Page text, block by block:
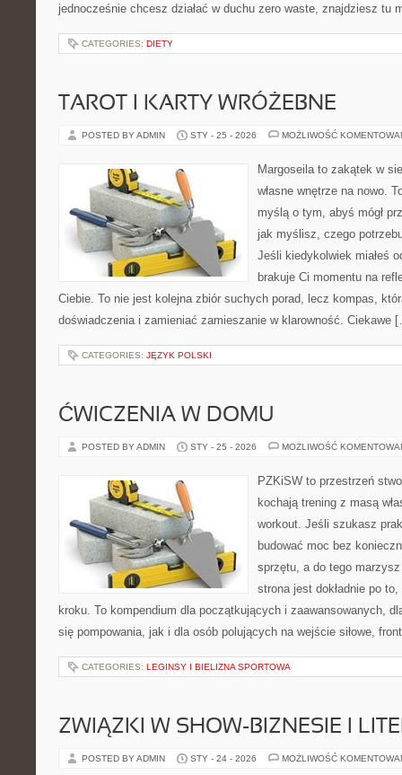
jednocześnie chcesz działać w duchu zero waste, znajdziesz tu
CATEGORIES: DIETY
TAROT I KARTY WRÓŻEBNE
POSTED BY ADMIN STY - 25 - 2026 MOŻLIWOŚĆ
Margoseila to zakątek w
własne wnętrze na nowo.
myślą o tym, abyś mógł
jak myślisz, czego
Jeśli kiedykolwiek miałeś
brakuje Ci momentu na
Ciebie. To nie jest kolejna zbiór suchych porad, lecz kompas,
doświadczenia i zamieniać zamieszanie w klarowność. Ciekawe
CATEGORIES: JĘZYK POLSKI
ĆWICZENIA W DOMU
POSTED BY ADMIN STY - 25 - 2026 MOŻLIWOŚĆ
PZKiSW to przestrzeń
kochają trening z masą
workout. Jeśli szukasz
budować moc bez
sprzętu, a do tego
strona jest dokładnie po
kroku. To kompendium dla początkujących i zaawansowanych,
się pompowania, jak i dla osób polujących na wejście siłowe,
CATEGORIES: LEGINSY I BIELIZNA SPORTOWA
ZWIĄZKI W SHOW-BIZNESIE I
POSTED BY ADMIN STY - 24 - 2026 MOŻLIWOŚĆ